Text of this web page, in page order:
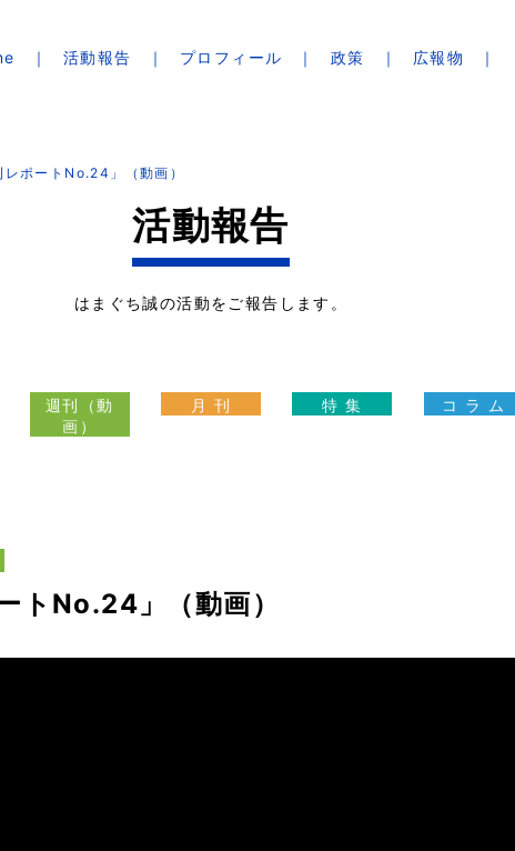
活動報告 プロフィール 政策 広報物
レポートNo.24」（動画）
活動報告
はまぐち誠の活動をご報告します。
週刊（動
画）
月 刊 特 集 コ ラ ム
トNo.24」（動画）